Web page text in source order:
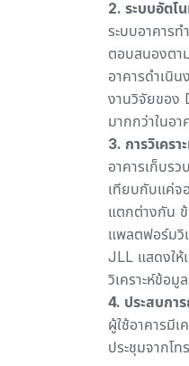
2. ระบบอัต
ระบบอาคาร
ตอบสนองตา
อาคารดำเนิ
งานวิจัยของ
มากกว่าในอ
3. การวิเคร
อาคารเก็บร
เทียบกับแค่จ
แตกต่างกัน
แพลตฟอร์มวิ
JLL แสดงให้
วิเคราะห์ข้อมู
4. ประสบก
ผู้ใช้อาคารมี
ประชุมจากโ